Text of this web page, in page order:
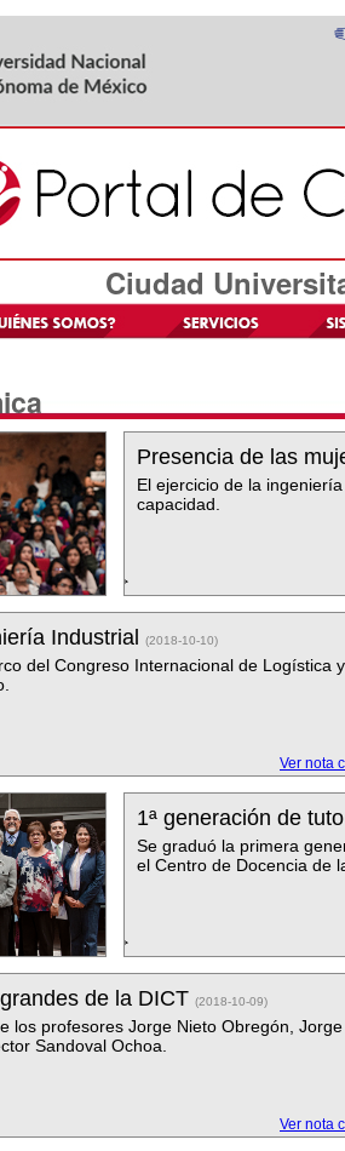
Ciudad
Presencia de las
El ejercicio de la
capacidad.
Industrial (2018-10-10)
del Congreso Internacional de Logística y
Ver nota
1ª generación de
Se graduó la primera
el Centro de Docencia de
de la DICT (2018-10-09)
los profesores Jorge Nieto Obregón, Jorge
Sandoval Ochoa.
Ver nota